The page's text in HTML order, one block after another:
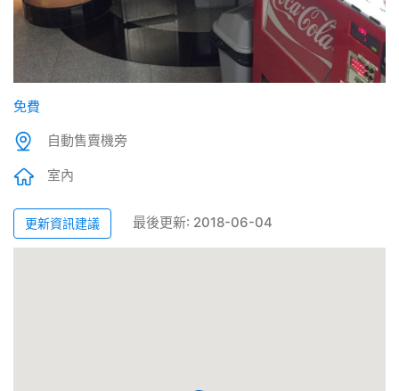
免費
自動售賣機旁
室內
更新資訊建議 最後更新: 2018-06-04